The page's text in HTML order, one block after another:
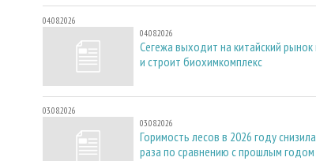
04.08.2026
04.08.2026
Сегежа выходит на китайский рынок
и строит биохимкомплекс
03.08.2026
03.08.2026
Горимость лесов в 2026 году
раза по сравнению с прошлым годом